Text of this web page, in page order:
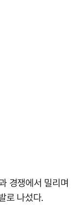
경쟁에서 밀리며
로 나섰다.